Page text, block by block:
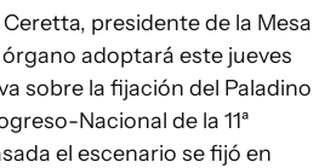
presidente de la Mesa
órgano adoptará este jueves
sobre la fijación del Paladino
Nacional de la 11ª
el escenario se fijó en